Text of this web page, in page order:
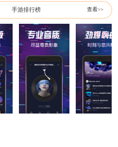
手游排行榜 查看>>